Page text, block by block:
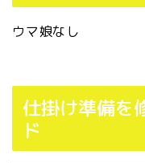
ウマ娘なし
仕掛け準備を
ド